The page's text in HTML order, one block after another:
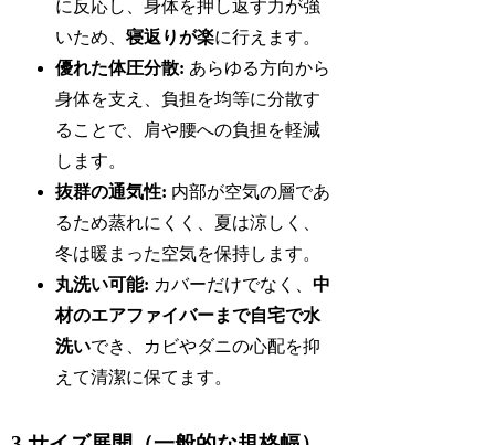
に反応し、身体を押し返す力が強
いため、寝返りが楽に行えます。
優れた体圧分散: あらゆる方向から
身体を支え、負担を均等に分散す
ることで、肩や腰への負担を軽減
します。
抜群の通気性: 内部が空気の層であ
るため蒸れにくく、夏は涼しく、
冬は暖まった空気を保持します。
丸洗い可能: カバーだけでなく、中
材のエアファイバーまで自宅で水
洗いでき、カビやダニの心配を抑
えて清潔に保てます。